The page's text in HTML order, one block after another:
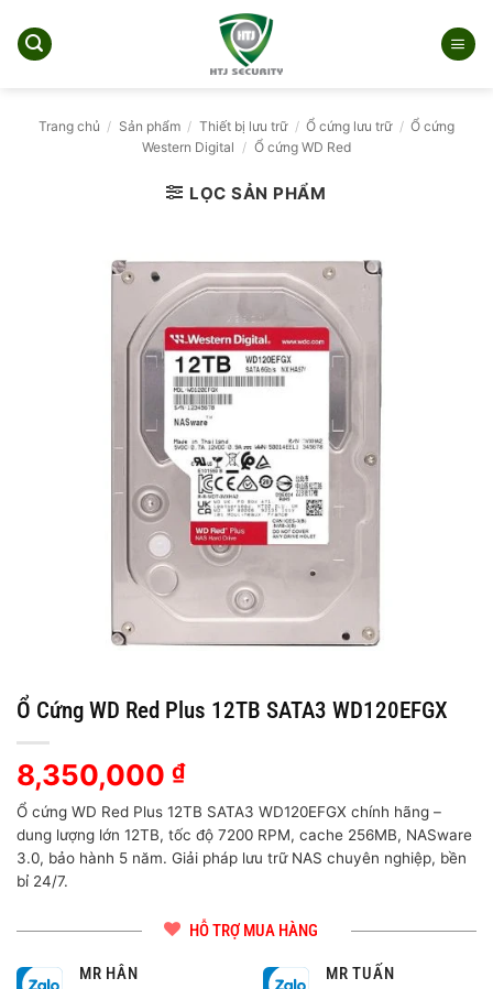
qua
Trang chủ / Sản phẩm / Thiết bị lưu trữ / Ổ cứng lưu trữ / Ổ cứng
Western Digital / Ổ cứng WD Red
LỌC SẢN PHẨM
Ổ Cứng WD Red Plus 12TB SATA3 WD120EFGX
8,350,000 ₫
Ổ cứng WD Red Plus 12TB SATA3 WD120EFGX chính hãng –
dung lượng lớn 12TB, tốc độ 7200 RPM, cache 256MB, NASware
3.0, bảo hành 5 năm. Giải pháp lưu trữ NAS chuyên nghiệp, bền
bỉ 24/7.
HỖ TRỢ MUA HÀNG
MR HÂN MR TUẤN